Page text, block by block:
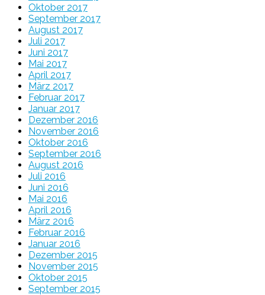
Oktober 2017
September 2017
August 2017
Juli 2017
Juni 2017
Mai 2017
April 2017
März 2017
Februar 2017
Januar 2017
Dezember 2016
November 2016
Oktober 2016
September 2016
August 2016
Juli 2016
Juni 2016
Mai 2016
April 2016
März 2016
Februar 2016
Januar 2016
Dezember 2015
November 2015
Oktober 2015
September 2015